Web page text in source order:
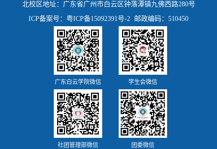
北校区地址：广东省广州市白云区钟落潭镇九佛西路280号
ICP备案号：粤ICP备15092391号-2 邮政编码：510450
广东白云学院微信 学生会微信
社团管理部微信 团委微信